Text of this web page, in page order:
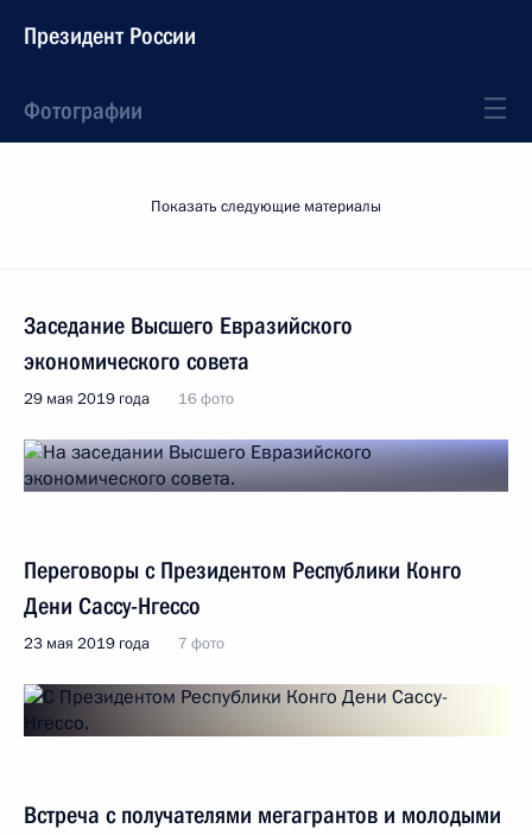
Президент России
Фотографии
Показать следующие материалы
Заседание Высшего Евразийского
экономического совета
29 мая 2019 года 16 фото
Переговоры с Президентом Республики Конго
Дени Сассу-Нгессо
23 мая 2019 года 7 фото
Встреча с получателями мегагрантов и молодыми